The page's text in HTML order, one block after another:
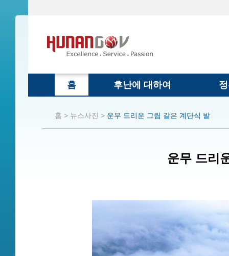
홈 후난에 대하여
홈 > 뉴스사진 > 운무 드리운 그림 같은 계단식 밭
운무 드리